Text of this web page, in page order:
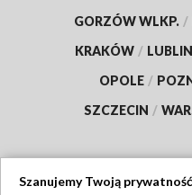
GORZÓW WLKP. /
KRAKÓW / LUBLIN
OPOLE /
SZCZECIN /
Szanujemy Twoją prywatność